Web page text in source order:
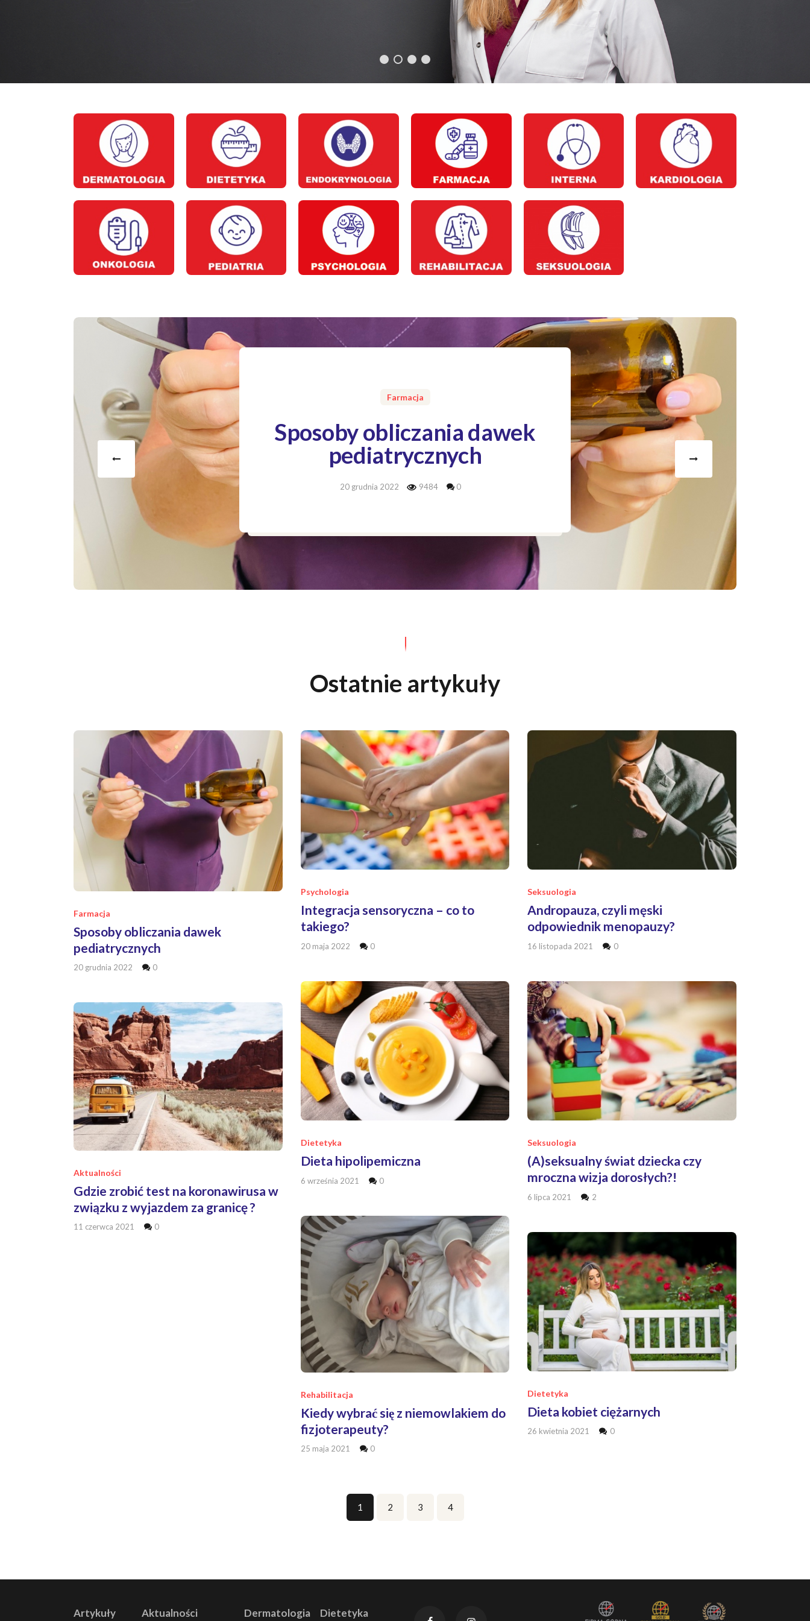
Farmacja
Sposoby obliczania dawek
pediatrycznych
20 grudnia 2022 9484 0
Ostatnie artykuły
Farmacja
Sposoby obliczania dawek
pediatrycznych
20 grudnia 2022 0
Psychologia
Integracja sensoryczna – co to
takiego?
20 maja 2022 0
Seksuologia
Andropauza, czyli męski
odpowiednik menopauzy?
16 listopada 2021 0
Dietetyka
Dieta hipolipemiczna
6 września 2021 0
Seksuologia
(A)seksualny świat dziecka czy
mroczna wizja dorosłych?!
6 lipca 2021 2
Aktualności
Gdzie zrobić test na koronawirusa w
związku z wyjazdem za granicę ?
11 czerwca 2021 0
Rehabilitacja
Kiedy wybrać się z niemowlakiem do
fizjoterapeuty?
25 maja 2021 0
Dietetyka
Dieta kobiet ciężarnych
26 kwietnia 2021 0
Page
1 Page
2 Page
3 Page
4
Artykuły Aktualności Dermatologia Dietetyka